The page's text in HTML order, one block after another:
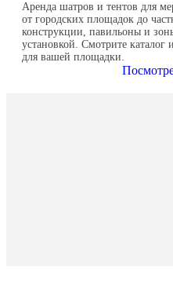
Аренда шатров и тентов для
от городских площадок до
конструкции, павильоны и
установкой. Смотрите
для вашей площадки.